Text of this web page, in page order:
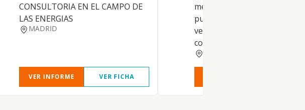
CONSULTORIA EN EL CAMPO DE
LAS ENERGIAS
MADRID
VER INFORME VER FICHA
mediante tecnología
pudiendo para ello, comprar
vender terrenos, suscribir
contratos de arrendamiento,.